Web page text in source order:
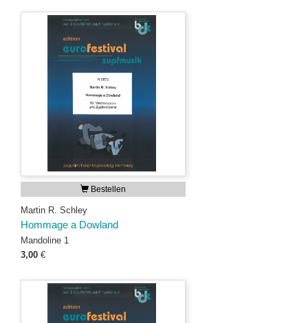
Bestellen
Martin R. Schley
Hommage a Dowland
Mandoline 1
3,00 €